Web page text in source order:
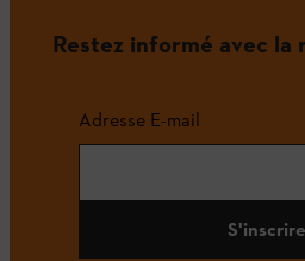
Restez informé avec la
Adresse E-mail
S'inscrire